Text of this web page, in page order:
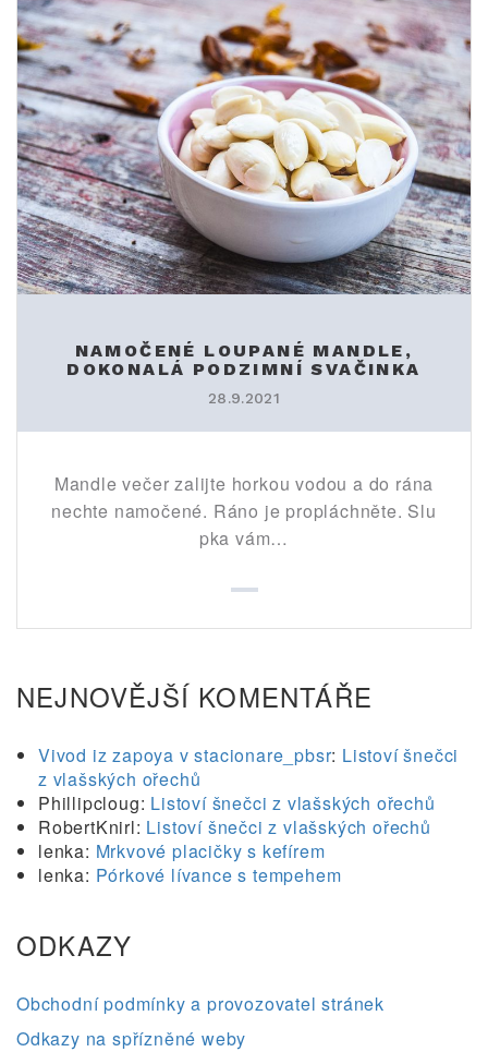
NAMOČENÉ LOUPANÉ MANDLE,
DOKONALÁ PODZIMNÍ SVAČINKA
28.9.2021
Mandle večer zalijte horkou vodou a do rána
nechte namočené. Ráno je propláchněte. Slu
pka vám…
NEJNOVĚJŠÍ KOMENTÁŘE
Vivod iz zapoya v stacionare_pbsr: Listoví šnečci
z vlašských ořechů
Phillipcloug: Listoví šnečci z vlašských ořechů
RobertKnirl: Listoví šnečci z vlašských ořechů
lenka: Mrkvové placičky s kefírem
lenka: Pórkové lívance s tempehem
ODKAZY
Obchodní podmínky a provozovatel stránek
Odkazy na spřízněné weby